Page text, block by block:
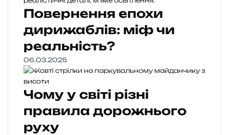
Повернення епохи
дирижаблів: міф чи
реальність?
06.03.2025
Чому у світі різні
правила дорожнього
руху